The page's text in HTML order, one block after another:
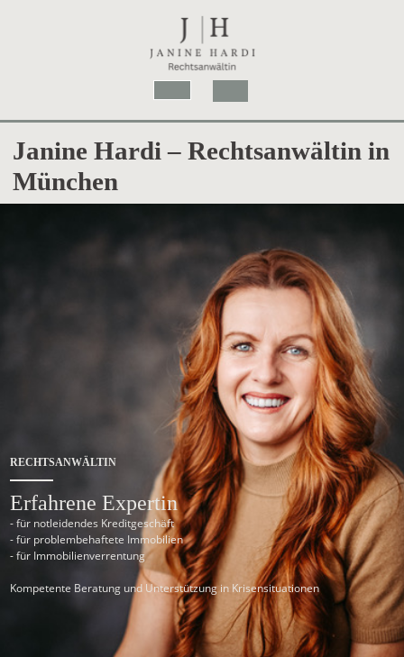
Open
Button
Janine Hardi – Rechtsanwältin in
München
RECHTSANWÄLTIN
Erfahrene Expertin
- für notleidendes Kreditgeschäft
- für problembehaftete Immobilien
- für Immobilienverrentung
Kompetente Beratung und Unterstützung in Krisensituationen